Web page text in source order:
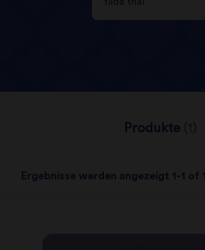
Produkte
Ergebnisse werden angezeigt 1-1 of 1